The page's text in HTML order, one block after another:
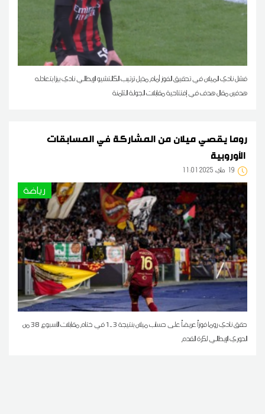
فشل نادي الميلان في تحقيق الفوز أمام مذيل ترتيب الكالتشيو الإيطالي نادي بيزا بتعادله
هدفين مقال هدف في إفتتاحية مقابلات الجولة الثامنة
روما يقصي ميلان من المشاركة في المسابقات
19 11:01 2025 ماي
رياضة
حقق نادي روما فوزاً عريضاً على حساب ميلان بنتيجة 3 ـ 1 في ختام مقابلات الأسبوع 38 من
الدوري الإيطالي لكرة القدم